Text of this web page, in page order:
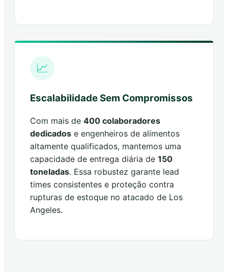
📈
Escalabilidade Sem Compromissos
Com mais de 400 colaboradores
dedicados e engenheiros de alimentos
altamente qualificados, mantemos uma
capacidade de entrega diária de 150
toneladas. Essa robustez garante lead
times consistentes e proteção contra
rupturas de estoque no atacado de Los
Angeles.